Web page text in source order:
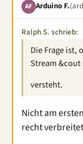
AF Arduino F.
Ralph S. schrieb:
Die Frage ist,
Stream &cout
versteht.
Nicht am
recht